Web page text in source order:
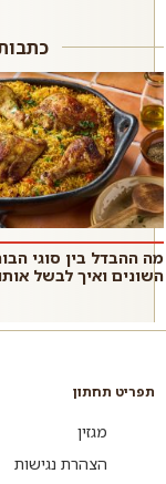
מה ההבדל בין סוגי
השונים ואיך לבשל
תפריט תחתון
מגזין
הצהרת נגישות